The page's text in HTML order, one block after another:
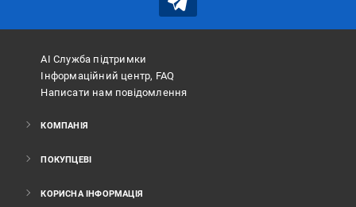
АІ Служба підтримки
Інформаційний центр, FAQ
Написати нам повідомлення
КОМПАНІЯ
ПОКУПЦЕВІ
КОРИСНА ІНФОРМАЦІЯ